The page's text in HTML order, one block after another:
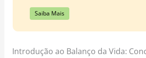
Saiba Mais
Introdução ao Balanço da Vida: